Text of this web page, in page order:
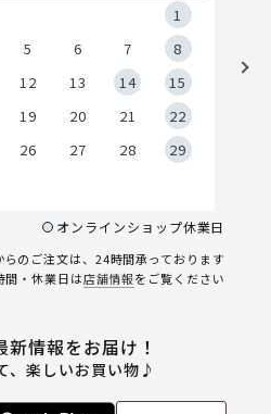
1
5 6 7
8
12 13 14
15
19 20 21
22
26 27 28
29
オンラインショップ休業日
のご注文は、24時間承っております
・休業日は店舗情報をご覧ください
情報をお届け！
、楽しいお買い物♪